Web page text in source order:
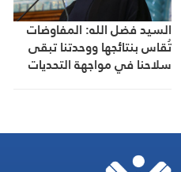
السيد فضل الله: المفاوضات
تُقاس بنتائجها ووحدتنا تبقى
سلاحنا في مواجهة التحديات